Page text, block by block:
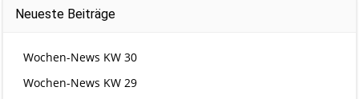
Neueste Beiträge
Wochen-News KW 30
Wochen-News KW 29